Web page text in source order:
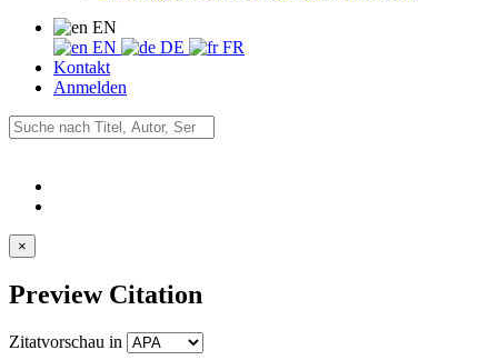
EN
EN
DE
FR
Kontakt
Anmelden
×
Preview Citation
Zitatvorschau in